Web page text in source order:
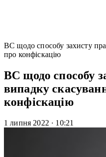
ВС щодо способу захисту
про конфіскацію
ВС щодо способу
випадку
конфіскацію
1 липня 2022 · 10:21